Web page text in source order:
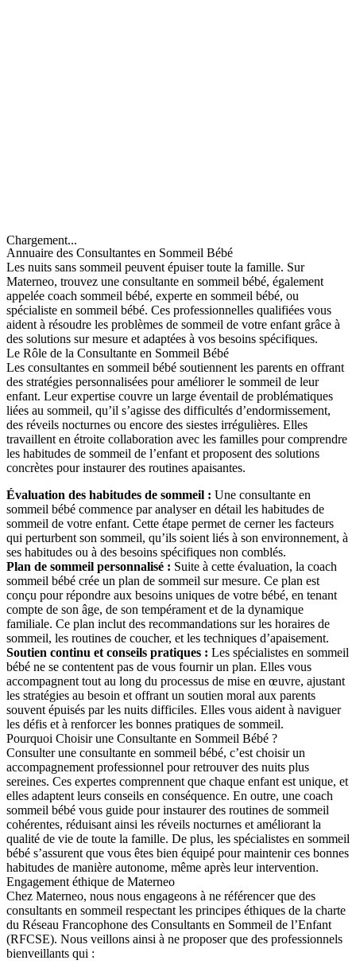
Chargement...
Annuaire des Consultantes en Sommeil Bébé
Les nuits sans sommeil peuvent épuiser toute la famille. Sur
Materneo, trouvez une consultante en sommeil bébé, également
appelée coach sommeil bébé, experte en sommeil bébé, ou
spécialiste en sommeil bébé. Ces professionnelles qualifiées vous
aident à résoudre les problèmes de sommeil de votre enfant grâce à
des solutions sur mesure et adaptées à vos besoins spécifiques.
Le Rôle de la Consultante en Sommeil Bébé
Les consultantes en sommeil bébé soutiennent les parents en offrant
des stratégies personnalisées pour améliorer le sommeil de leur
enfant. Leur expertise couvre un large éventail de problématiques
liées au sommeil, qu’il s’agisse des difficultés d’endormissement,
des réveils nocturnes ou encore des siestes irrégulières. Elles
travaillent en étroite collaboration avec les familles pour comprendre
les habitudes de sommeil de l’enfant et proposent des solutions
concrètes pour instaurer des routines apaisantes.
Évaluation des habitudes de sommeil : Une consultante en
sommeil bébé commence par analyser en détail les habitudes de
sommeil de votre enfant. Cette étape permet de cerner les facteurs
qui perturbent son sommeil, qu’ils soient liés à son environnement, à
ses habitudes ou à des besoins spécifiques non comblés.
Plan de sommeil personnalisé : Suite à cette évaluation, la coach
sommeil bébé crée un plan de sommeil sur mesure. Ce plan est
conçu pour répondre aux besoins uniques de votre bébé, en tenant
compte de son âge, de son tempérament et de la dynamique
familiale. Ce plan inclut des recommandations sur les horaires de
sommeil, les routines de coucher, et les techniques d’apaisement.
Soutien continu et conseils pratiques : Les spécialistes en sommeil
bébé ne se contentent pas de vous fournir un plan. Elles vous
accompagnent tout au long du processus de mise en œuvre, ajustant
les stratégies au besoin et offrant un soutien moral aux parents
souvent épuisés par les nuits difficiles. Elles vous aident à naviguer
les défis et à renforcer les bonnes pratiques de sommeil.
Pourquoi Choisir une Consultante en Sommeil Bébé ?
Consulter une consultante en sommeil bébé, c’est choisir un
accompagnement professionnel pour retrouver des nuits plus
sereines. Ces expertes comprennent que chaque enfant est unique, et
elles adaptent leurs conseils en conséquence. En outre, une coach
sommeil bébé vous guide pour instaurer des routines de sommeil
cohérentes, réduisant ainsi les réveils nocturnes et améliorant la
qualité de vie de toute la famille. De plus, les spécialistes en sommeil
bébé s’assurent que vous êtes bien équipé pour maintenir ces bonnes
habitudes de manière autonome, même après leur intervention.
Engagement éthique de Materneo
Chez Materneo, nous nous engageons à ne référencer que des
consultants en sommeil respectant les principes éthiques de la charte
du Réseau Francophone des Consultants en Sommeil de l’Enfant
(RFCSE). Nous veillons ainsi à ne proposer que des professionnels
bienveillants qui :